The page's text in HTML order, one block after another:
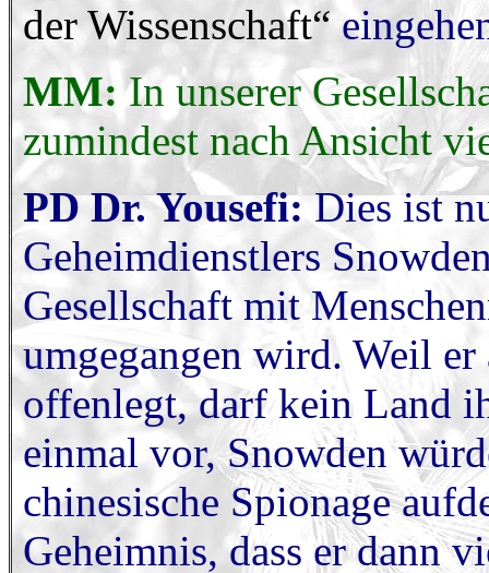
der Wissenschaft“
MM:In unserer
zumindest nach Ansicht
PD Dr. Yousefi:Dies ist
Geheimdienstlers
Gesellschaft mit
umgegangen wird. Weil
offenlegt, darf kein Land
einmal vor, Snowden
chinesische Spionage
Geheimnis, dass er dann